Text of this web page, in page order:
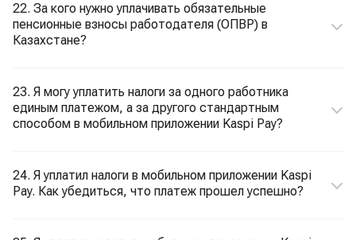
22. За кого нужно уплачивать обязательные
пенсионные взносы работодателя (ОПВР) в
Казахстане?
23. Я могу уплатить налоги за одного работника
единым платежом, а за другого стандартным
способом в мобильном приложении Kaspi Pay?
24. Я уплатил налоги в мобильном приложении Kaspi
Pay. Как убедиться, что платеж прошел успешно?